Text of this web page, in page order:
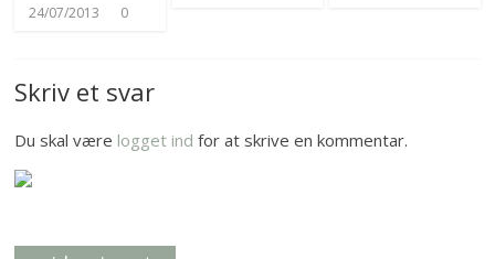
24/07/2013 0
Skriv et svar
Du skal være logget ind for at skrive en kommentar.